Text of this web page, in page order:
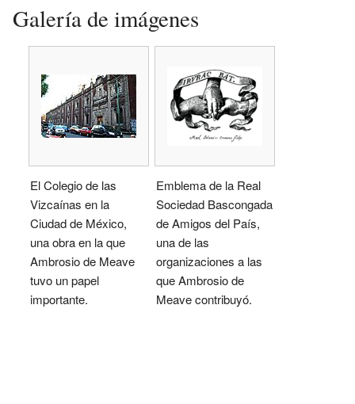
Galería de imágenes
El Colegio de las
Vizcaínas en la
Ciudad de México,
una obra en la que
Ambrosio de Meave
tuvo un papel
importante.
Emblema de la Real
Sociedad Bascongada
de Amigos del País,
una de las
organizaciones a las
que Ambrosio de
Meave contribuyó.